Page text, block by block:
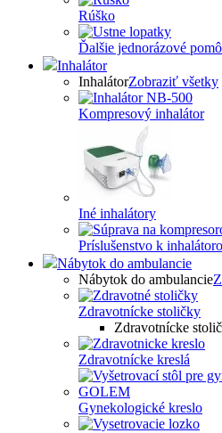
Rúško
Ďalšie jednorázové
Inhalátor
InhalátorZobraziť všetky
Kompresový inhalátor
Iné inhalátory
Príslušenstvo k
Nábytok do ambulancie
Nábytok do ambulancie
Zdravotnícke stoličky
Zdravotnícke
Zdravotnícke kreslá
Gynekologické kreslo